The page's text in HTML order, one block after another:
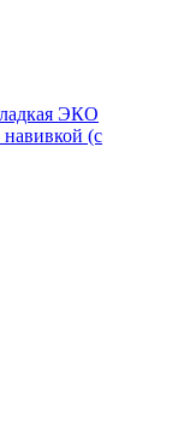
ЭКО
навивкой (с